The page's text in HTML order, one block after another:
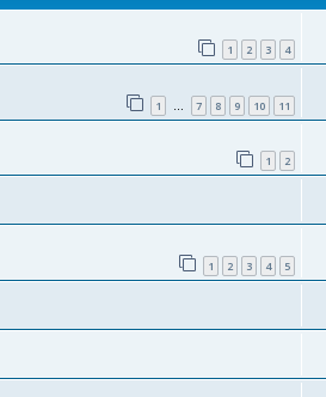
1 2 3 4
1 … 7 8 9 10 11
1 2
1 2 3 4 5